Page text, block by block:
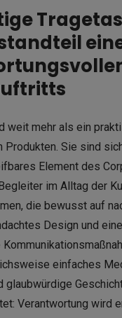
weit mehr als ein
Produkten. Sie sind
Element des
im Alltag der
die bewusst auf
Design und
einfaches
Verantwortung wird